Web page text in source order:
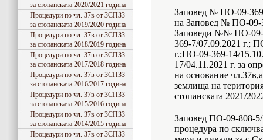
за стопанската 2020/2021 година
Процедури по чл. 37в от ЗСПЗЗ
за стопанската 2019/2020 година
Процедури по чл. 37в от ЗСПЗЗ
за стопанската 2018/2019 година
Процедури по чл. 37в от ЗСПЗЗ
за стопанската 2017/2018 година
Процедури по чл. 37в от ЗСПЗЗ
за стопанската 2016/2017 година
Процедури по чл. 37в от ЗСПЗЗ
за стопанската 2015/2016 година
Процедури по чл. 37в от ЗСПЗЗ
за стопанската 2014/2015 година
Процедури по чл. 37в от ЗСПЗЗ
Заповед № ПО-09-
на Заповед № ПО-09-
Заповеди №№ ПО-09-
369-7/07.09.2021 г.;
г.;ПО-09-369-14/
17/04.11.2021 г. за
на основание
землища на
стопанската 2021/
Заповед ПО-09-808-5/
процедура по